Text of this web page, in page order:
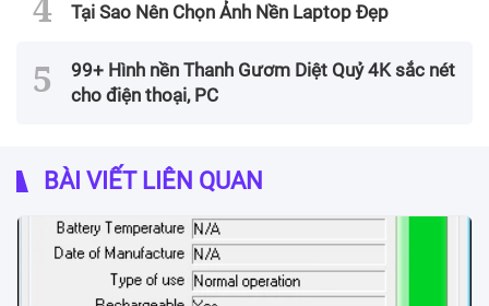
Tại Sao Nên Chọn Ảnh Nền Laptop Đẹp
99+ Hình nền Thanh Gươm Diệt Quỷ 4K sắc nét
cho điện thoại, PC
BÀI VIẾT LIÊN QUAN